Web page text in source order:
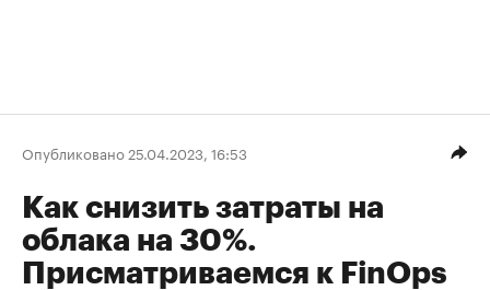
Опубликовано 25.04.2023, 16:53
Как снизить затраты на
облака на 30%.
Присматриваемся к FinOps